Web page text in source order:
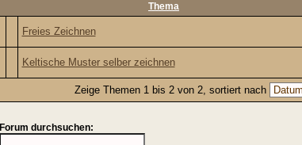
Thema
Freies Zeichnen
Keltische Muster selber zeichnen
Zeige Themen 1 bis 2 von 2, sortiert nach
Forum durchsuchen: